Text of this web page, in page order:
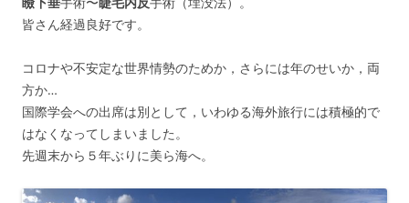
皆さん経過良好です。
コロナや不安定な世界情勢のためか，さらには年のせいか，両
方か…
国際学会への出席は別として，いわゆる海外旅行には積極的で
はなくなってしまいました。
先週末から５年ぶりに美ら海へ。